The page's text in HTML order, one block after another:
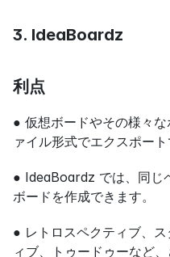
3. IdeaBoardz
利点
● 仮想ボードやその様々
ァイル形式でエクスポート
● IdeaBoardz では、同じ
ボードを作成できます。
● レトロスペクティブ、
ィブ、トゥードゥーなど